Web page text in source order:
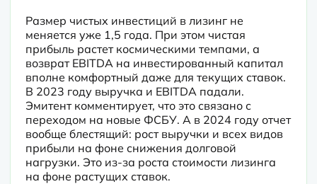
Размер чистых инвестиций в лизинг не
меняется уже 1,5 года. При этом чистая
прибыль растет космическими темпами, а
возврат EBITDA на инвестированный капитал
вполне комфортный даже для текущих ставок.
В 2023 году выручка и EBITDA падали.
Эмитент комментирует, что это связано с
переходом на новые ФСБУ. А в 2024 году отчет
вообще блестящий: рост выручки и всех видов
прибыли на фоне снижения долговой
нагрузки. Это из-за роста стоимости лизинга
на фоне растущих ставок.